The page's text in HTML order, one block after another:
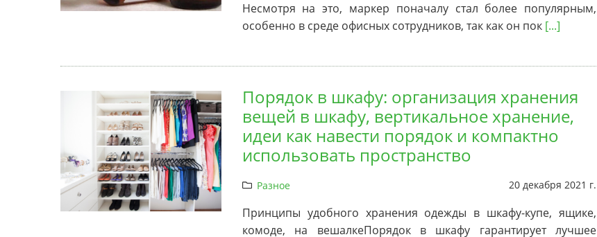
Несмотря на это, маркер поначалу стал более популярным,
особенно в среде офисных сотрудников, так как он пок [...]
Порядок в шкафу: организация хранения
вещей в шкафу, вертикальное хранение,
идеи как навести порядок и компактно
использовать пространство
Разное 20 декабря 2021 г.
Принципы удобного хранения одежды в шкафу-купе, ящике,
комоде, на вешалкеПорядок в шкафу гарантирует лучшее